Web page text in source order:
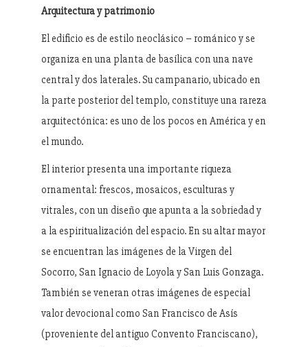
Arquitectura y patrimonio
El edificio es de estilo neoclásico – románico y se
organiza en una planta de basílica con una nave
central y dos laterales. Su campanario, ubicado en
la parte posterior del templo, constituye una rareza
arquitectónica: es uno de los pocos en América y en
el mundo.
El interior presenta una importante riqueza
ornamental: frescos, mosaicos, esculturas y
vitrales, con un diseño que apunta a la sobriedad y
a la espiritualización del espacio. En su altar mayor
se encuentran las imágenes de la Virgen del
Socorro, San Ignacio de Loyola y San Luis Gonzaga.
También se veneran otras imágenes de especial
valor devocional como San Francisco de Asís
(proveniente del antiguo Convento Franciscano),